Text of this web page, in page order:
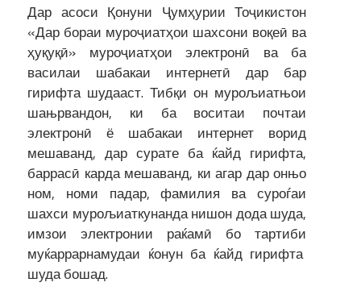
Дар асоси Қонуни Ҷумҳурии Тоҷикистон
«Дар бораи муроҷиатҳои шахсони воқеӣ ва
ҳуқуқӣ» муроҷиатҳои электронӣ ва ба
василаи шабакаи интернетӣ дар бар
гирифта шудааст. Тибқи он мурољиатњои
шањрвандон, ки ба воситаи почтаи
электронӣ ё шабакаи интернет ворид
мешаванд, дар сурате ба ќайд гирифта,
баррасӣ карда мешаванд, ки агар дар онњо
ном, номи падар, фамилия ва суроѓаи
шахси мурољиаткунанда нишон дода шуда,
имзои электронии раќамӣ бо тартиби
муќаррарнамудаи ќонун ба ќайд гирифта
шуда бошад.